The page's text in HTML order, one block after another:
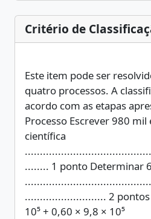
Critério de
Este item pode ser
quatro processos. A
acordo com as etapas
Processo Escrever 980
científica
........ 1 ponto Determinar
........................... 2
10⁵ + 0,60 × 9,8 × 10⁵